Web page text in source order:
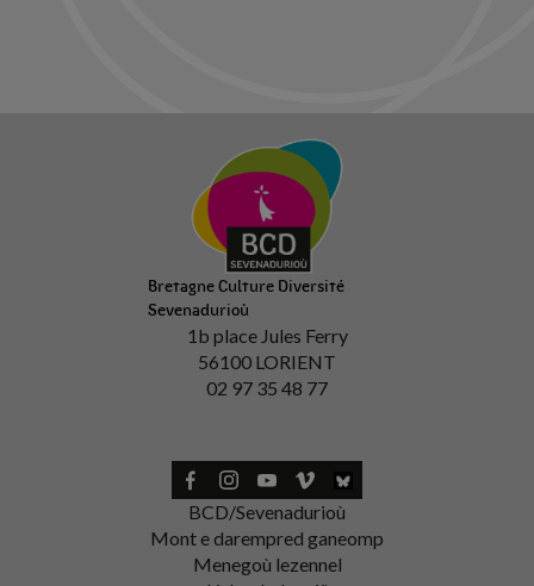
Bretagne Culture Diversité
Sevenadurioù
1b place Jules Ferry
56100 LORIENT
02 97 35 48 77
BCD/Sevenadurioù
Mont e darempred ganeomp
Menegoù lezennel